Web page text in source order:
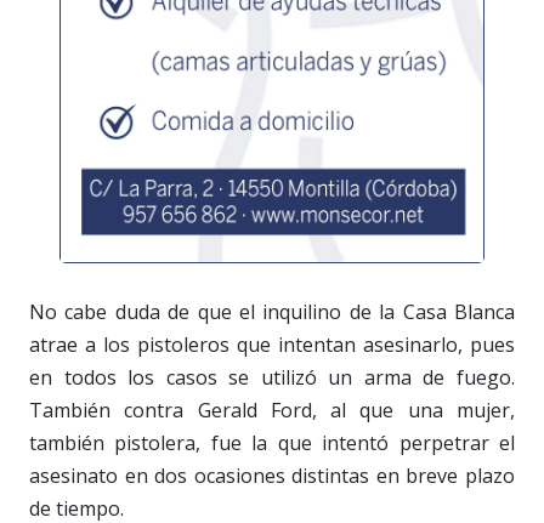
No cabe duda de que el inquilino de la Casa Blanca
atrae a los pistoleros que intentan asesinarlo, pues
en todos los casos se utilizó un arma de fuego.
También contra Gerald Ford, al que una mujer,
también pistolera, fue la que intentó perpetrar el
asesinato en dos ocasiones distintas en breve plazo
de tiempo.